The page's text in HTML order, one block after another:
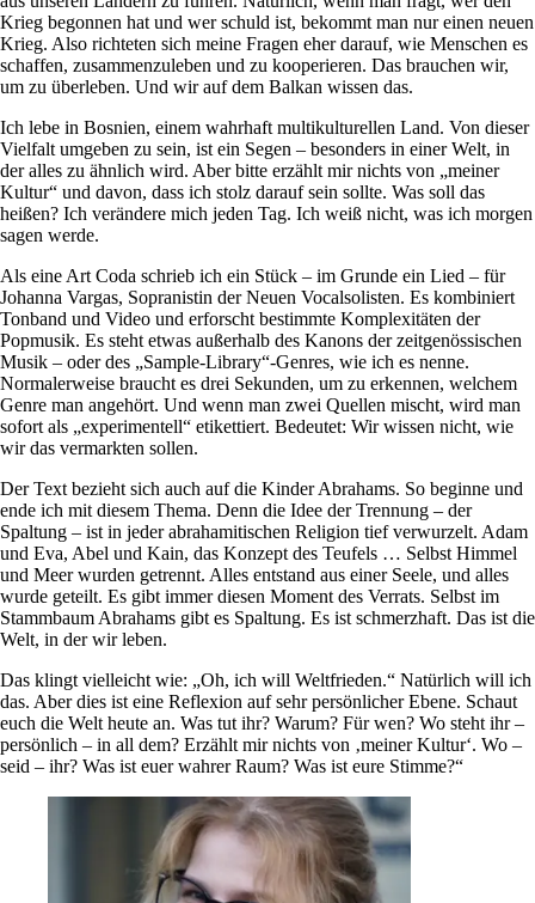
Krieg begonnen hat und wer schuld ist, bekommt man nur einen neuen
Krieg. Also richteten sich meine Fragen eher darauf, wie Menschen es
schaffen, zusammenzuleben und zu kooperieren. Das brauchen wir,
um zu überleben. Und wir auf dem Balkan wissen das.
Ich lebe in Bosnien, einem wahrhaft multikulturellen Land. Von dieser
Vielfalt umgeben zu sein, ist ein Segen – besonders in einer Welt, in
der alles zu ähnlich wird. Aber bitte erzählt mir nichts von „meiner
Kultur“ und davon, dass ich stolz darauf sein sollte. Was soll das
heißen? Ich verändere mich jeden Tag. Ich weiß nicht, was ich morgen
sagen werde.
Als eine Art Coda schrieb ich ein Stück – im Grunde ein Lied – für
Johanna Vargas, Sopranistin der Neuen Vocalsolisten. Es kombiniert
Tonband und Video und erforscht bestimmte Komplexitäten der
Popmusik. Es steht etwas außerhalb des Kanons der zeitgenössischen
Musik – oder des „Sample-Library“-Genres, wie ich es nenne.
Normalerweise braucht es drei Sekunden, um zu erkennen, welchem
Genre man angehört. Und wenn man zwei Quellen mischt, wird man
sofort als „experimentell“ etikettiert. Bedeutet: Wir wissen nicht, wie
wir das vermarkten sollen.
Der Text bezieht sich auch auf die Kinder Abrahams. So beginne und
ende ich mit diesem Thema. Denn die Idee der Trennung – der
Spaltung – ist in jeder abrahamitischen Religion tief verwurzelt. Adam
und Eva, Abel und Kain, das Konzept des Teufels … Selbst Himmel
und Meer wurden getrennt. Alles entstand aus einer Seele, und alles
wurde geteilt. Es gibt immer diesen Moment des Verrats. Selbst im
Stammbaum Abrahams gibt es Spaltung. Es ist schmerzhaft. Das ist die
Welt, in der wir leben.
Das klingt vielleicht wie: „Oh, ich will Weltfrieden.“ Natürlich will ich
das. Aber dies ist eine Reflexion auf sehr persönlicher Ebene. Schaut
euch die Welt heute an. Was tut ihr? Warum? Für wen? Wo steht ihr –
persönlich – in all dem? Erzählt mir nichts von ‚meiner Kultur‘. Wo –
seid – ihr? Was ist euer wahrer Raum? Was ist eure Stimme?“